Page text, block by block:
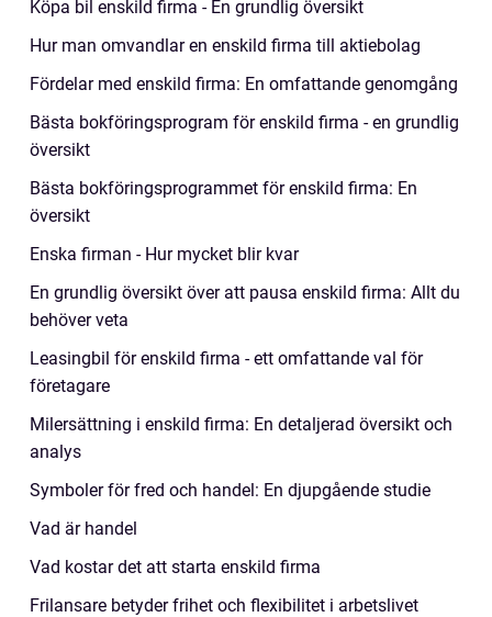
Köpa bil enskild firma - En grundlig översikt
Hur man omvandlar en enskild firma till aktiebolag
Fördelar med enskild firma: En omfattande genomgång
Bästa bokföringsprogram för enskild firma - en grundlig
översikt
Bästa bokföringsprogrammet för enskild firma: En
översikt
Enska firman - Hur mycket blir kvar
En grundlig översikt över att pausa enskild firma: Allt du
behöver veta
Leasingbil för enskild firma - ett omfattande val för
företagare
Milersättning i enskild firma: En detaljerad översikt och
analys
Symboler för fred och handel: En djupgående studie
Vad är handel
Vad kostar det att starta enskild firma
Frilansare betyder frihet och flexibilitet i arbetslivet